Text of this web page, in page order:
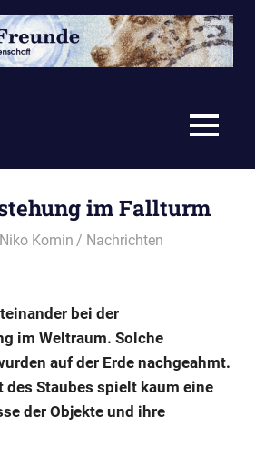
MENÜ
im Fallturm
Niko Komin Nachrichten
bei der
im Weltraum. Solche
auf der Erde nachgeahmt.
des Staubes spielt kaum eine
der Objekte und ihre